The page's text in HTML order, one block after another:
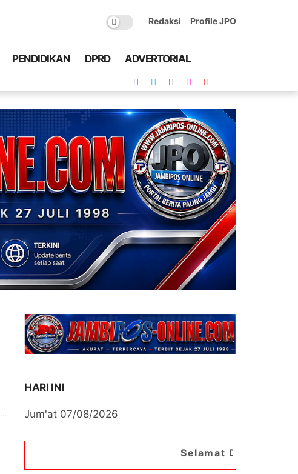
Redaksi Profile JPO
PENDIDIKAN DPRD ADVERTORIAL
HARI INI
Jum'at 07/08/2026
Selamat Datang di Portal Berita